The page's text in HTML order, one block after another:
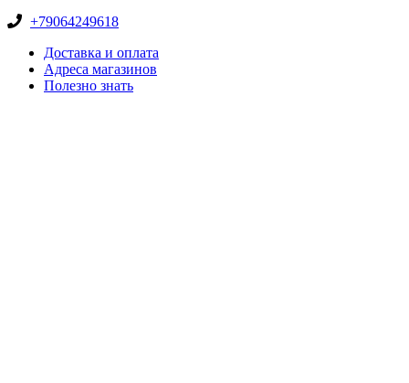
+79064249618
Доставка и оплата
Адреса магазинов
Полезно знать